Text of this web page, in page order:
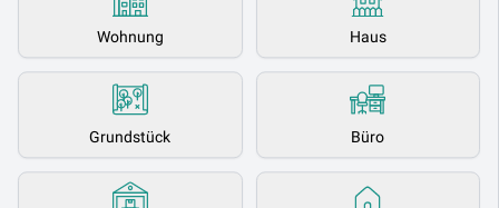
Wohnung Haus
Grundstück Büro